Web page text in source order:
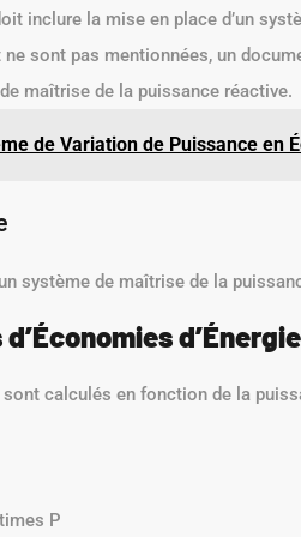
inclure la mise en place d’un
ne sont pas mentionnées, un
maîtrise de la puissance réactive.
de Variation de Puissance en
système de maîtrise de la
calculés en fonction de la
P